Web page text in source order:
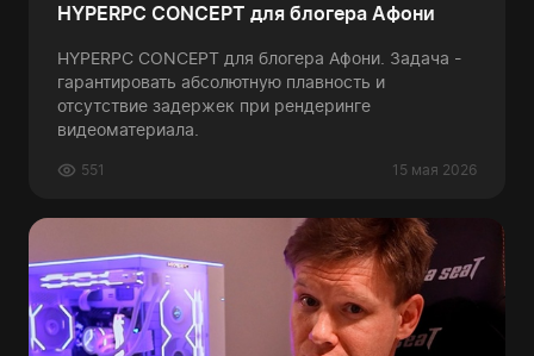
HYPERPC CONCEPT для блогера Афони
HYPERPC CONCEPT для блогера Афони. Задача -
гарантировать абсолютную плавность и
отсутствие задержек при рендеринге
видеоматериала.
15 мая 2026
551